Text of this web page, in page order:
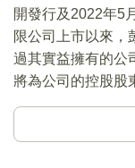
開發行及2022年5
限公司上市以來，
過其實益擁有的公
將為公司的控股股